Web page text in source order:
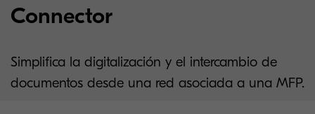
Connector
Simplifica la digitalización y el intercambio de
documentos desde una red asociada a una MFP.